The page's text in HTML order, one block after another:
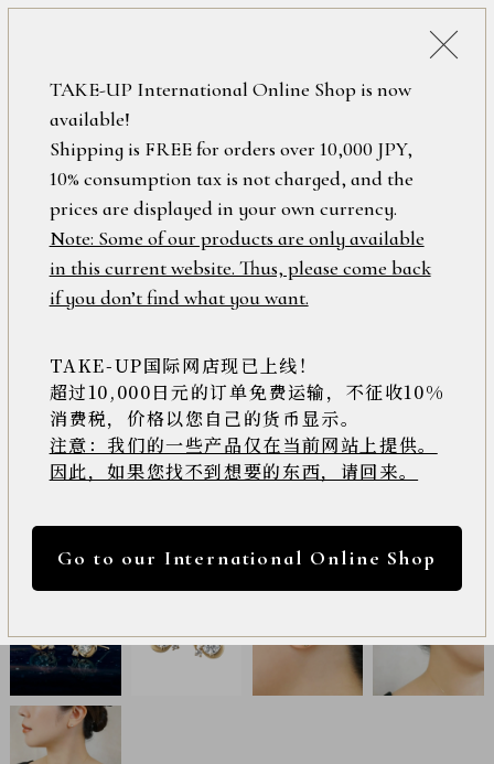
フリーワード
在庫なし含む
アイテム
ロ
グ
イ
ン
/
新
規
会
登
録
>>
Online
Shop
Item
ALL
Necklace
TAKE-UP International Online Shop is now
available!
Shipping is FREE for orders over 10,000 JPY,
10% consumption tax is not charged, and the
prices are displayed in your own currency.
Note: Some of our products are only available
in this current website. Thus, please come back
if you don’t find what you want.
TAKE-UP国际网店现已上线！
超过10,000日元的订单免费运输，不征收10%
消费税，价格以您自己的货币显示。
注意：我们的一些产品仅在当前网站上提供。
因此，如果您找不到想要的东西，请回来。
Go to our International Online Shop